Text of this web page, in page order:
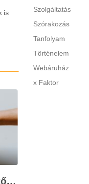
is
Stresszkezelés szakértőkkel: Corvin Pszichológia – a modern terápiás megoldások útmutatója
Szolgáltatás
Szórakozás
Tanfolyam
Történelem
Webáruház
x Faktor